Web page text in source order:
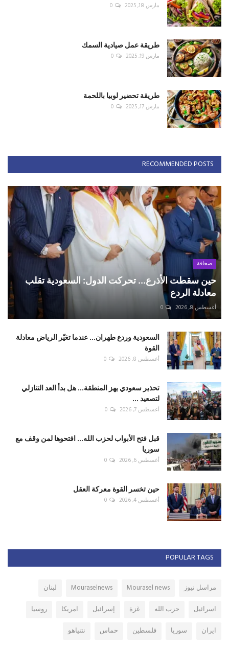
مارس 18, 2025 0
طريقة عمل صيادية السمك
مارس 19, 2025 0
طريقة تحضير لوبيا باللحمة
مارس 17, 2025 0
RECOMMENDED POSTS
صحافة
حين سقطت الأذرع... تحركت الدول: السعودية تقلب
معادلة الردع
أغسطس 8, 2026 0
السعودية وردع طهران... عندما تغيّر الرياض معادلة
القوة
أغسطس 8, 2026 0
تحذير سعودي يهز المنطقة... هل بدأ العد التنازلي
لتصعيد ...
أغسطس 7, 2026 0
قبل فتح الأبواب لحزب الله... افتحوها لمن وقف مع
سوريا
أغسطس 6, 2026 0
حين تخسر القوة معركة العقل
أغسطس 4, 2026 0
POPULAR TAGS
مراسل نيوز Mourasel news
Mouraselnews
لبنان
اسرائيل
حزب الله غزة إسرائيل امريكا
روسيا
ايران
سوريا فلسطين حماس نتنياهو